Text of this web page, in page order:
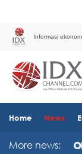
Informasi
Home News
More news: